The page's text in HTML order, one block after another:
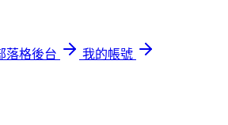
落格後台
我的帳號